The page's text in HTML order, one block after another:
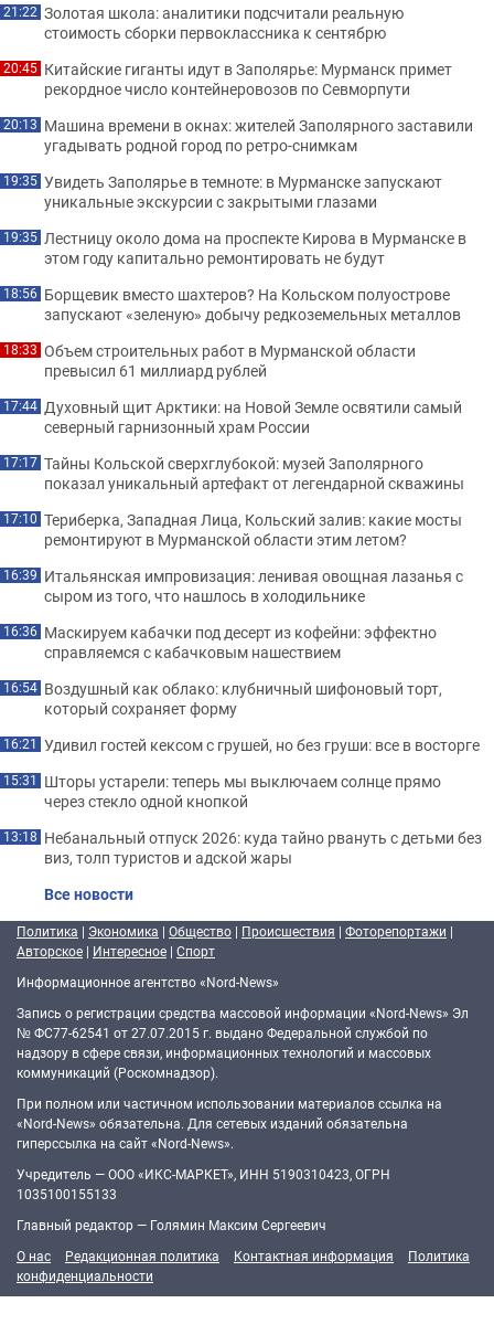
21:22 Золотая школа: аналитики подсчитали реальную
стоимость сборки первоклассника к сентябрю
20:45 Китайские гиганты идут в Заполярье: Мурманск примет
рекордное число контейнеровозов по Севморпути
20:13 Машина времени в окнах: жителей Заполярного заставили
угадывать родной город по ретро-снимкам
19:35 Увидеть Заполярье в темноте: в Мурманске запускают
уникальные экскурсии с закрытыми глазами
19:35 Лестницу около дома на проспекте Кирова в Мурманске в
этом году капитально ремонтировать не будут
18:56 Борщевик вместо шахтеров? На Кольском полуострове
запускают «зеленую» добычу редкоземельных металлов
18:33 Объем строительных работ в Мурманской области
превысил 61 миллиард рублей
17:44 Духовный щит Арктики: на Новой Земле освятили самый
северный гарнизонный храм России
17:17 Тайны Кольской сверхглубокой: музей Заполярного
показал уникальный артефакт от легендарной скважины
17:10 Териберка, Западная Лица, Кольский залив: какие мосты
ремонтируют в Мурманской области этим летом?
16:39 Итальянская импровизация: ленивая овощная лазанья с
сыром из того, что нашлось в холодильнике
16:36 Маскируем кабачки под десерт из кофейни: эффектно
справляемся с кабачковым нашествием
16:54 Воздушный как облако: клубничный шифоновый торт,
который сохраняет форму
16:21 Удивил гостей кексом с грушей, но без груши: все в восторге
15:31 Шторы устарели: теперь мы выключаем солнце прямо
через стекло одной кнопкой
13:18 Небанальный отпуск 2026: куда тайно рвануть с детьми без
виз, толп туристов и адской жары
Все новости
Политика | Экономика | Общество | Происшествия | Фоторепортажи |
Авторское | Интересное | Спорт
Информационное агентство «Nord-News»
Запись о регистрации средства массовой информации «Nord-News» Эл
№ ФС77-62541 от 27.07.2015 г. выдано Федеральной службой по
надзору в сфере связи, информационных технологий и массовых
коммуникаций (Роскомнадзор).
При полном или частичном использовании материалов ссылка на
«Nord-News» обязательна. Для сетевых изданий обязательна
гиперссылка на сайт «Nord-News».
Учредитель — ООО «ИКС-МАРКЕТ», ИНН 5190310423, ОГРН
1035100155133
Главный редактор — Голямин Максим Сергеевич
О нас
Редакционная политика Контактная информация
Политика
конфиденциальности